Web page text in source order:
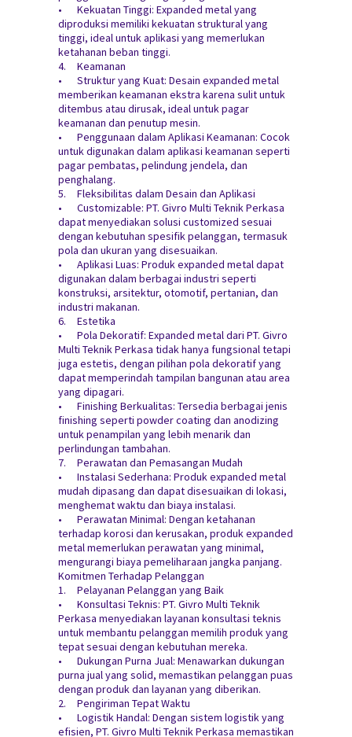
•
Kekuatan Tinggi: Expanded metal yang
diproduksi memiliki kekuatan struktural yang
tinggi, ideal untuk aplikasi yang memerlukan
ketahanan beban tinggi.
4.
Keamanan
•
Struktur yang Kuat: Desain expanded metal
memberikan keamanan ekstra karena sulit untuk
ditembus atau dirusak, ideal untuk pagar
keamanan dan penutup mesin.
•
Penggunaan dalam Aplikasi Keamanan: Cocok
untuk digunakan dalam aplikasi keamanan seperti
pagar pembatas, pelindung jendela, dan
penghalang.
5.
Fleksibilitas dalam Desain dan Aplikasi
•
Customizable: PT. Givro Multi Teknik Perkasa
dapat menyediakan solusi customized sesuai
dengan kebutuhan spesifik pelanggan, termasuk
pola dan ukuran yang disesuaikan.
•
Aplikasi Luas: Produk expanded metal dapat
digunakan dalam berbagai industri seperti
konstruksi, arsitektur, otomotif, pertanian, dan
industri makanan.
6.
Estetika
•
Pola Dekoratif: Expanded metal dari PT. Givro
Multi Teknik Perkasa tidak hanya fungsional tetapi
juga estetis, dengan pilihan pola dekoratif yang
dapat memperindah tampilan bangunan atau area
yang dipagari.
•
Finishing Berkualitas: Tersedia berbagai jenis
finishing seperti powder coating dan anodizing
untuk penampilan yang lebih menarik dan
perlindungan tambahan.
7.
Perawatan dan Pemasangan Mudah
•
Instalasi Sederhana: Produk expanded metal
mudah dipasang dan dapat disesuaikan di lokasi,
menghemat waktu dan biaya instalasi.
•
Perawatan Minimal: Dengan ketahanan
terhadap korosi dan kerusakan, produk expanded
metal memerlukan perawatan yang minimal,
mengurangi biaya pemeliharaan jangka panjang.
Komitmen Terhadap Pelanggan
1.
Pelayanan Pelanggan yang Baik
•
Konsultasi Teknis: PT. Givro Multi Teknik
Perkasa menyediakan layanan konsultasi teknis
untuk membantu pelanggan memilih produk yang
tepat sesuai dengan kebutuhan mereka.
•
Dukungan Purna Jual: Menawarkan dukungan
purna jual yang solid, memastikan pelanggan puas
dengan produk dan layanan yang diberikan.
2.
Pengiriman Tepat Waktu
•
Logistik Handal: Dengan sistem logistik yang
efisien, PT. Givro Multi Teknik Perkasa memastikan